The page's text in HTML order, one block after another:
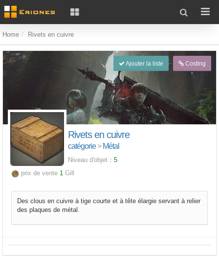
Home Rivets en cuivre
Ajouter la liste Costing
Rivets en cuivre
catégorie> Métal
Niveau d'objet： 5
prix de vente 1 Gill
Des clous en cuivre à tige courte et à tête élargie servant à relier
des plaques de métal.